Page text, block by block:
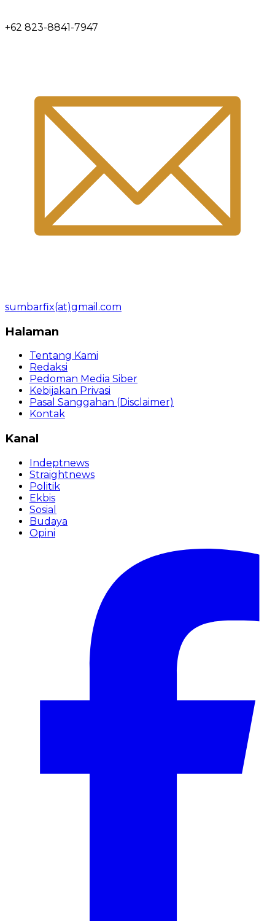
+62 823-8841-7947
sumbarfix(at)gmail.com
Halaman
Tentang Kami
Redaksi
Pedoman Media Siber
Kebijakan Privasi
Pasal Sanggahan (Disclaimer)
Kontak
Kanal
Indeptnews
Straightnews
Politik
Ekbis
Sosial
Budaya
Opini